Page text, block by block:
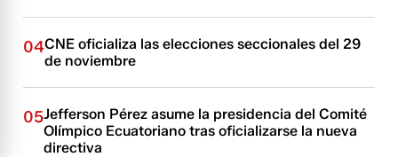
04CNE oficializa las elecciones seccionales del 29
de noviembre
05Jefferson Pérez asume la presidencia del Comité
Olímpico Ecuatoriano tras oficializarse la nueva
directiva